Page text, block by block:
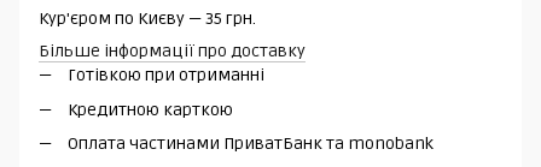
Кур'єром по Києву — 35 грн.
Більше інформації про доставку
Готівкою при отриманні
Кредитною карткою
Оплата частинами ПриватБанк та monobank